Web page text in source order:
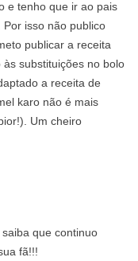
e tenho que ir ao pais
isso não publico
publicar a receita
substituições no bolo
a receita de
karo não é mais
Um cheiro
que continuo
fã!!!